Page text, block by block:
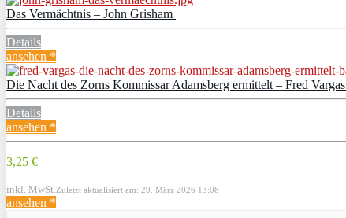
Das Vermächtnis – John Grisham
Details
ansehen *
Die Nacht des Zorns Kommissar Adamsberg ermittelt – Fred Vargas
Details
ansehen *
3,25 €
inkl. MwSt. Zuletzt aktualisiert am: 29. März 2026 13:08
ansehen *